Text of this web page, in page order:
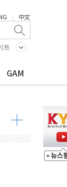
| 中文
트
GAM